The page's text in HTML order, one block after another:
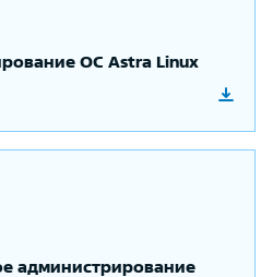
ОС Astra Linux
администрирование